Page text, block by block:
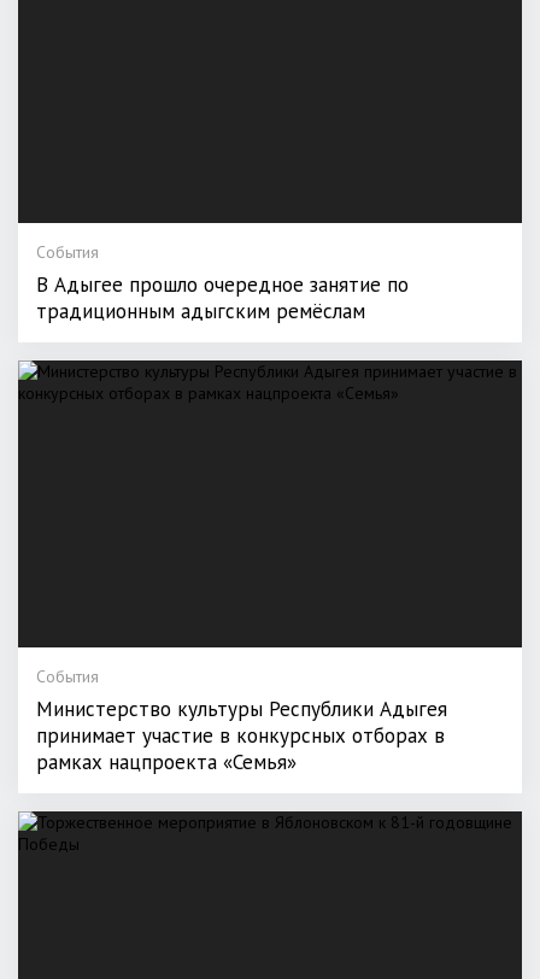
События
В Адыгее прошло очередное занятие по
традиционным адыгским ремёслам
События
Министерство культуры Республики Адыгея
принимает участие в конкурсных отборах в
рамках нацпроекта «Семья»